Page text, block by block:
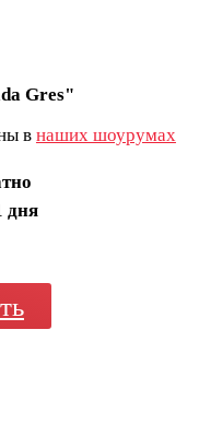
Gres"
в наших шоурумах
дня